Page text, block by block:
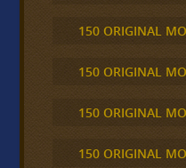
150 ORIGINAL
150 ORIGINAL
150 ORIGINAL
150 ORIGINAL